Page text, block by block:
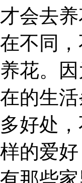
才会去
在不同
养花。
在的生
多好处
样的爱
有那些